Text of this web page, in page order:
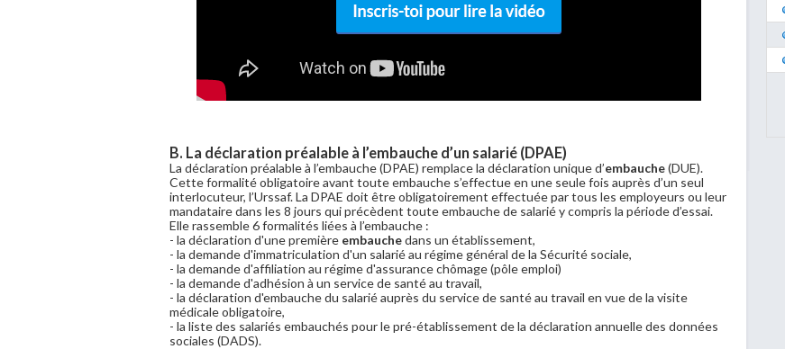
B. La déclaration préalable à l’embauche d’un salarié (DPAE)
La déclaration préalable à l’embauche (DPAE) remplace la déclaration unique d’embauche(DUE).
Cette formalité obligatoire avant toute embauche s’effectue en une seule fois auprès d’un seul
interlocuteur, l’Urssaf. La DPAE doit être obligatoirement effectuée par tous les employeurs ou leur
mandataire dans les 8 jours qui précèdent toute embauche de salarié y compris la période d’essai.
Elle rassemble 6 formalités liées à l’embauche :
- la déclaration d'une première embauchedans un établissement,
- la demande d'immatriculation d'un salarié au régime général de la Sécurité sociale,
- la demande d'affiliation au régime d'assurance chômage (pôle emploi)
- la demande d'adhésion à un service de santé au travail,
- la déclaration d'embauche du salarié auprès du service de santé au travail en vue de la visite
médicale obligatoire,
- la liste des salariés embauchés pour le pré-établissement de la déclaration annuelle des données
sociales (DADS).